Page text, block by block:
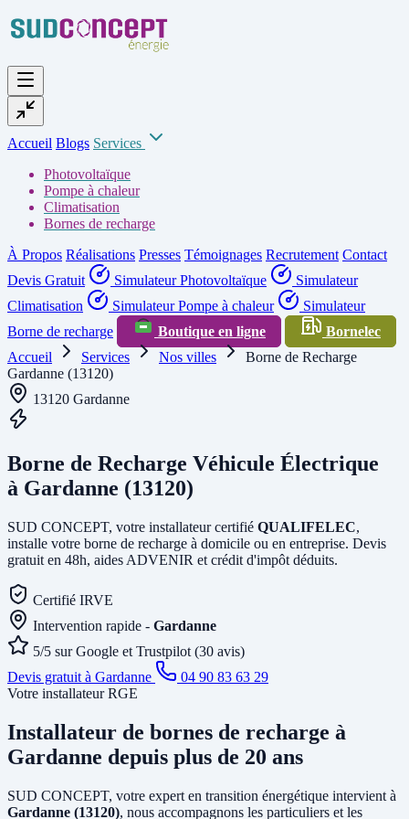
Accueil Blogs Services
Photovoltaïque
Pompe à chaleur
Climatisation
Bornes de recharge
À Propos Réalisations Presses Témoignages Recrutement Contact
Devis Gratuit
Simulateur Photovoltaïque
Simulateur
Climatisation
Simulateur Pompe à chaleur
Simulateur
Borne de recharge
Boutique en ligne
Bornelec
Accueil
Services Nos villes
Borne de Recharge
Gardanne (13120)
13120 Gardanne
Borne de Recharge Véhicule Électrique
à Gardanne (13120)
SUD CONCEPT, votre installateur certifié QUALIFELEC,
installe votre borne de recharge à domicile ou en entreprise. Devis
gratuit en 48h, aides ADVENIR et crédit d'impôt déduits.
Certifié IRVE
Intervention rapide - Gardanne
5/5 sur Google et Trustpilot (30 avis)
Devis gratuit à Gardanne
04 90 83 63 29
Votre installateur RGE
Installateur de bornes de recharge à
Gardanne depuis plus de 20 ans
SUD CONCEPT, votre expert en transition énergétique intervient à
Gardanne (13120), nous accompagnons les particuliers et les